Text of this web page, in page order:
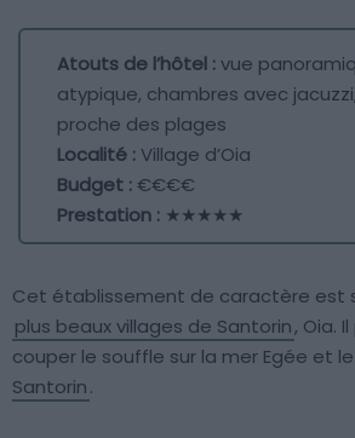
Atouts de l’hôtel :vue
atypique, chambres avec
proche des plages
Localité :Village d’Oia
Budget :€€€€
Prestation : ★★★★★
Cet établissement de caractère est
plus beaux villages de Santorin, Oia.
couper le souffle sur la mer Egée et le
Santorin.